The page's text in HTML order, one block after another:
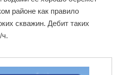
районе как правило
скважин. Дебит таких
/ч.